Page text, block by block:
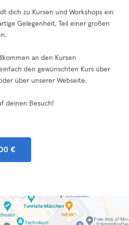
dich zu Kursen und Workshops ein
Gelegenheit, Teil einer großen
an den Kursen
den gewünschten Kurs über
über unserer Webseite.
deinen Besuch!
€